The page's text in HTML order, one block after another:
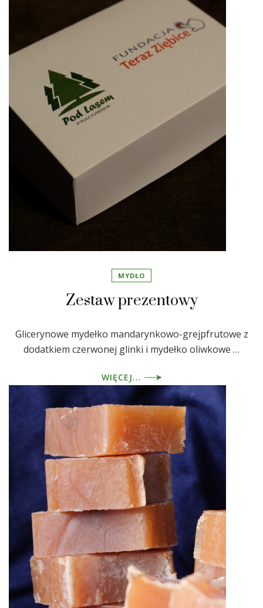
MYDŁO
Zestaw prezentowy
Glicerynowe mydełko mandarynkowo-grejpfrutowe z
dodatkiem czerwonej glinki i mydełko oliwkowe …
WIĘCEJ...